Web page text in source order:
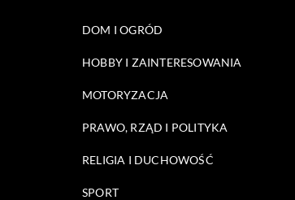
DOM I OGRÓD
HOBBY I ZAINTERESOWANIA
MOTORYZACJA
PRAWO, RZĄD I POLITYKA
RELIGIA I DUCHOWOŚĆ
SPORT